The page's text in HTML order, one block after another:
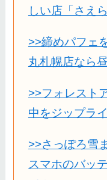
しい店「さえら
>>締めパフェ
丸札幌店なら
>>フォレスト
中をジップラ
>>さっぽろ雪
スマホのバッ